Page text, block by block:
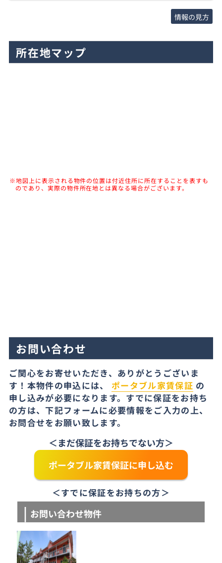
情報の見方
所在地マップ
※地図上に表示される物件の位置は付近住所に所在することを表すも
のであり、実際の物件所在地とは異なる場合がございます。
お問い合わせ
ご関心をお寄せいただき、ありがとうございま
す！本物件の申込には、 ポータブル家賃保証 の
申し込みが必要になります。すでに保証をお持ち
の方は、下記フォームに必要情報をご入力の上、
お問合せをお願い致します。
＜まだ保証をお持ちでない方＞
ポータブル家賃保証に申し込む
＜すでに保証をお持ちの方＞
お問い合わせ物件